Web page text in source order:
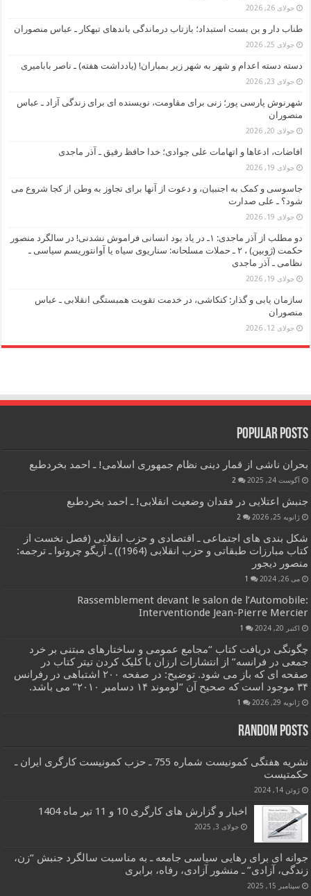
جولای 26, 2026
طناب دار و بن بست استبداد؛ بازتاب درماندگی باندهای تبهکار ـ عباس منصوران
جولای 25, 2026
دسته دسته اعدام و شهر به شهر زیر بمباران! (یادداشت هفته) ـ ناصر بابامیری
جولای 23, 2026
شهرنوش پارسی پور؛ زنی برای مقاومت، نویسنده ای برای زندگی آزاد ـ عباس
منصوران
جولای 20, 2026
افاضات، ادعاها و اتهامات علی جوادی؛ خدا حافظ رفیق ـ آذر ماجدی
جولای 19, 2026
جاسوسی و کمک به اجنبیان، و دعوت از آنها برای تجاوز به وطن از کجا شروع می
شود؟ ـ علی صدارت
جولای 19, 2026
دو مطلب از آذر ماجدی: ۱ـ در یاد بود انسانی فراموش نشدنی! در سالگرد منصور
حکمت (ژوبین) ، ۲ ـ حملات مسلحانه: سناریوی سیاه یا آوانتوریسم سیاسی ـ
نظامی ـ آذر ماجدی
جولای 19, 2026
سازمان یابی و گذار: کنکاشی، در خدمت تقویت همبستگی انقلابی ـ عباس
منصوران
جولای 12, 2026
Popular Posts
بحران ناشی از قمار دینی نظام جمهوری اسلامی! ـ احمد بخردطبع
آگوست 24, 2025 2
جنبش اعتلایی در فقدان وضعیت انقلابی! ـ احمد بخردطبع
ژانویه 25, 2026 2
شکل بندی های اجتماعی ـ اقتصادی و حزب انقلابی (فصل نخست از
کتاب مبارزات طبقاتی و حزب انقلابی (1964)) ـ آریگو چروتوا ـ ترجمه:
منصور دیجور
می 26, 2024 1
Rassemblement devant le salon de l’Automobile:
Interventionde Jean-Pierre Mercier
اکتبر 20, 2024 1
چگونگی دریافت کتاب “مجامع عمومی و ساختارهای مبتنی بر خرد
جمعی در فرانسه” از انتشارات ارزان با کلیک کردن تیتر کتاب در
صفحه ای که باز می شود. توضیح: در صفحه ۲۰۰ اشتباهی در رفرانس
۳۴ موجود است که صحیح آن “لوموند ۱۴ دسامبر ۲۰۱۰” می باشد.
ژانویه 29, 2026 1
Random Posts
نشریه هفتگی کمونیست شماره 755 ـ حزب کمونیست کارگری ایران ـ
حکمتیست
ژوئن 14, 2024
اخبار و گزارش های کارگری 10 و 11 تیر ماه 1404
جولای 3, 2025
جوانه ای برای رهایی سیاسی جامعه ـ به مناسبت سالگرد جنبش “زن،
زندگی، آزادی” ـ منشور آزادی، رفاه، برابری
سپتامبر 15, 2025